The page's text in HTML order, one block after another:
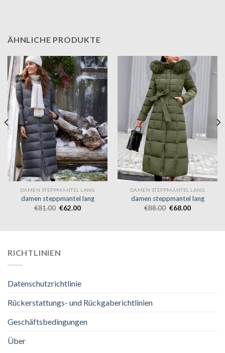
ÄHNLICHE PRODUKTE
DAMEN STEPPMANTEL LANG
damen steppmantel lang
€81.00 €62.00
DAMEN STEPPMANTEL LANG
damen steppmantel lang
€88.00 €68.00
RICHTLINIEN
Datenschutzrichtlinie
Rückerstattungs- und Rückgaberichtlinien
Geschäftsbedingungen
Über